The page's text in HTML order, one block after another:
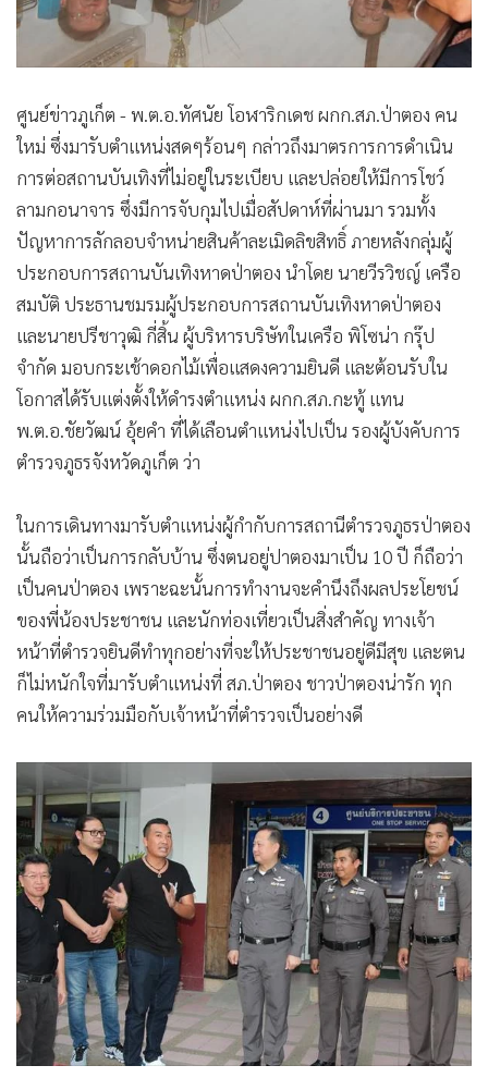
• ชุมชน-คุณภาพชีวิต
อาชญากรรม
• เกม
• วิทยาศาสตร์
• SMEs
• หุ้น
อินโดจีน
กองทุนรวม
Celeb Online
• Factcheck
• ญี่ปุ่น
• News1
• Gotomanager
ศูนย์ข่าวภูเก็ต - พ.ต.อ.ทัศนัย โอฬาริกเดช ผกก.สภ.ป่าตอง คน
ใหม่ ซึ่งมารับตำแหน่งสดๆร้อนๆ กล่าวถึงมาตรการการดำเนิน
การต่อสถานบันเทิงที่ไม่อยู่ในระเบียบ และปล่อยให้มีการโชว์
ลามกอนาจาร ซึ่งมีการจับกุมไปเมื่อสัปดาห์ที่ผ่านมา รวมทั้ง
ปัญหาการลักลอบจำหน่ายสินค้าละเมิดลิขสิทธิ์ ภายหลังกลุ่มผู้
ประกอบการสถานบันเทิงหาดป่าตอง นำโดย นายวีรวิชญ์ เครือ
สมบัติ ประธานชมรมผู้ประกอบการสถานบันเทิงหาดป่าตอง
และนายปรีชาวุฒิ กี่สิ้น ผู้บริหารบริษัทในเครือ พิโซน่า กรุ๊ป
จำกัด มอบกระเช้าดอกไม้เพื่อแสดงความยินดี และต้อนรับใน
โอกาสได้รับแต่งตั้งให้ดำรงตำแหน่ง ผกก.สภ.กะทู้ แทน
พ.ต.อ.ชัยวัฒน์ อุ้ยคำ ที่ได้เลือนตำแหน่งไปเป็น รองผู้บังคับการ
ตำรวจภูธรจังหวัดภูเก็ต ว่า
ในการเดินทางมารับตำแหน่งผู้กำกับการสถานีตำรวจภูธรป่าตอง
นั้นถือว่าเป็นการกลับบ้าน ซึ่งตนอยู่ปาตองมาเป็น 10 ปี ก็ถือว่า
เป็นคนป่าตอง เพราะฉะนั้นการทำงานจะคำนึงถึงผลประโยชน์
ของพี่น้องประชาชน และนักท่องเที่ยวเป็นสิ่งสำคัญ ทางเจ้า
หน้าที่ตำรวจยินดีทำทุกอย่างที่จะให้ประชาชนอยู่ดีมีสุข และตน
ก็ไม่หนักใจที่มารับตำแหน่งที่ สภ.ป่าตอง ชาวป่าตองน่ารัก ทุก
คนให้ความร่วมมือกับเจ้าหน้าที่ตำรวจเป็นอย่างดี